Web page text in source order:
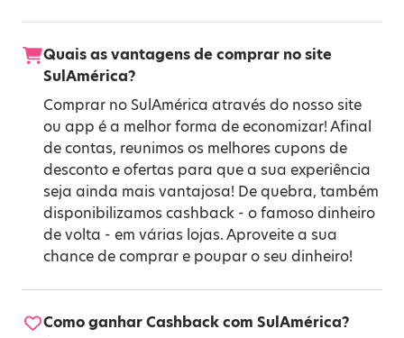
Quais as vantagens de comprar no site
SulAmérica?
Comprar no SulAmérica através do nosso site
ou app é a melhor forma de economizar! Afinal
de contas, reunimos os melhores cupons de
desconto e ofertas para que a sua experiência
seja ainda mais vantajosa! De quebra, também
disponibilizamos cashback - o famoso dinheiro
de volta - em várias lojas. Aproveite a sua
chance de comprar e poupar o seu dinheiro!
Como ganhar Cashback com SulAmérica?